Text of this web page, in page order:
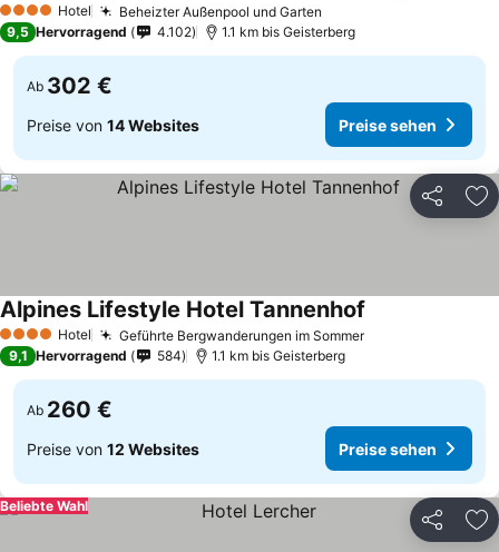
4 Sterne Hotel Beheizter Außenpool und Garten
9,5 Hervorragend 4.102 1.1 km bis Geisterberg
Ab 302 €
Preise von 14 Websites Preise sehen
Teilen
4 Sterne Hotel Geführte Bergwanderungen im Sommer
Alpines Lifestyle Hotel Tannenhof
9,1 Hervorragend 584 1.1 km bis Geisterberg
Ab 260 €
Preise von 12 Websites Preise sehen
Teilen
Beliebte Wahl